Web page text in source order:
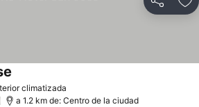
Compartir
climatizada
a 1.2 km de: Centro de la ciudad